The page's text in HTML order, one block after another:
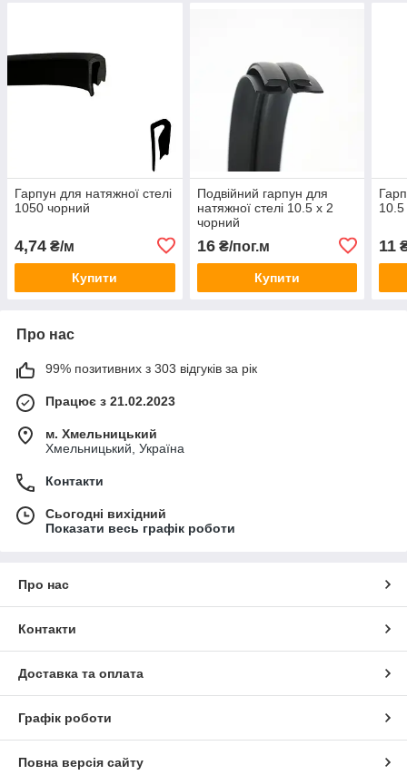
Гарпун для натяжної стелі
1050 чорний
4,74 ₴/м
Купити
Подвійний гарпун для
натяжної стелі 10.5 х 2
чорний
16₴/пог.м
Купити
10.5
11
Про нас
99% позитивних з 303 відгуків за рік
Працює з 21.02.2023
м. Хмельницький
Хмельницький, Україна
Контакти
Сьогодні вихідний
Показати весь графік роботи
Про нас
Контакти
Доставка та оплата
Графік роботи
Повна версія сайту